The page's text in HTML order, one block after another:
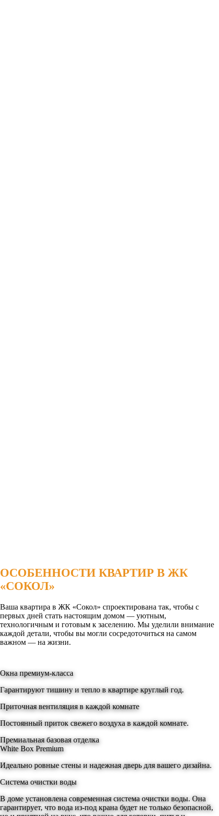
ОСОБЕННОСТИ КВАРТИР В ЖК
«СОКОЛ»
Ваша квартира в ЖК «Сокол» спроектирована так, чтобы с
первых дней стать настоящим домом — уютным,
технологичным и готовым к заселению. Мы уделили внимание
каждой детали, чтобы вы могли сосредоточиться на самом
важном — на жизни.
Окна премиум-класса
Гарантируют тишину и тепло в квартире круглый год.
Приточная вентиляция в каждой комнате
Постоянный приток свежего воздуха в каждой комнате.
Премиальная базовая отделка
White Box Premium
Идеально ровные стены и надежная дверь для вашего дизайна.
Система очистки воды
В доме установлена современная система очистки воды. Она
гарантирует, что вода из-под крана будет не только безопасной,